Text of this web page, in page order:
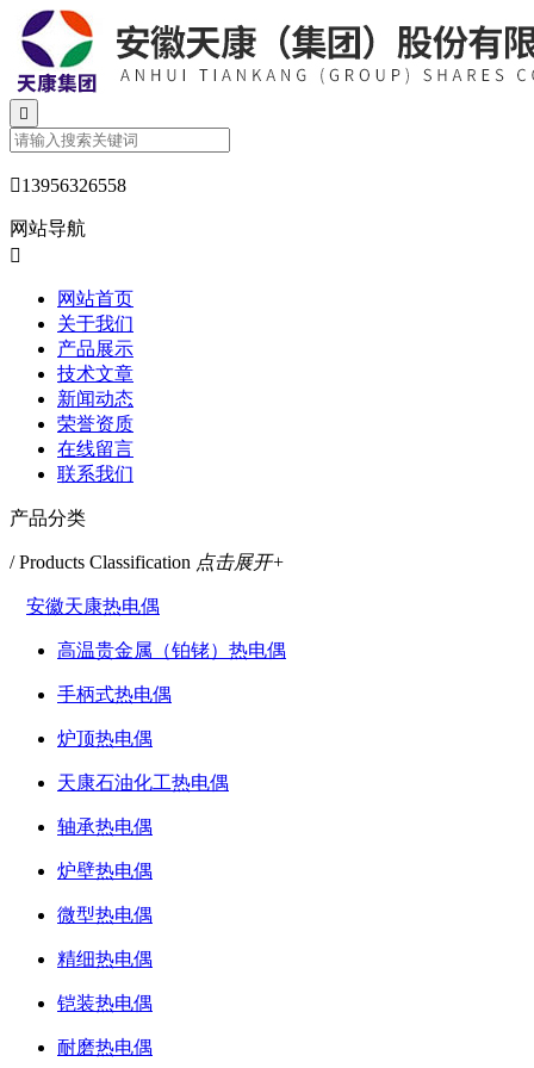

13956326558
网站导航

网站首页
关于我们
产品展示
技术文章
新闻动态
荣誉资质
在线留言
联系我们
产品分类
/ Products Classification 点击展开+
安徽天康热电偶
高温贵金属（铂铑）热电偶
手柄式热电偶
炉顶热电偶
天康石油化工热电偶
轴承热电偶
炉壁热电偶
微型热电偶
精细热电偶
铠装热电偶
耐磨热电偶